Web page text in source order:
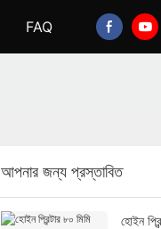
FAQ
আপনার জন্য প্রস্তাবিত
হোইন